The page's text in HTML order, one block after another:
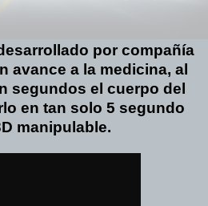
por compañía
avance a la medicina, al
segundos el cuerpo del
en tan solo 5 segundo
manipulable.